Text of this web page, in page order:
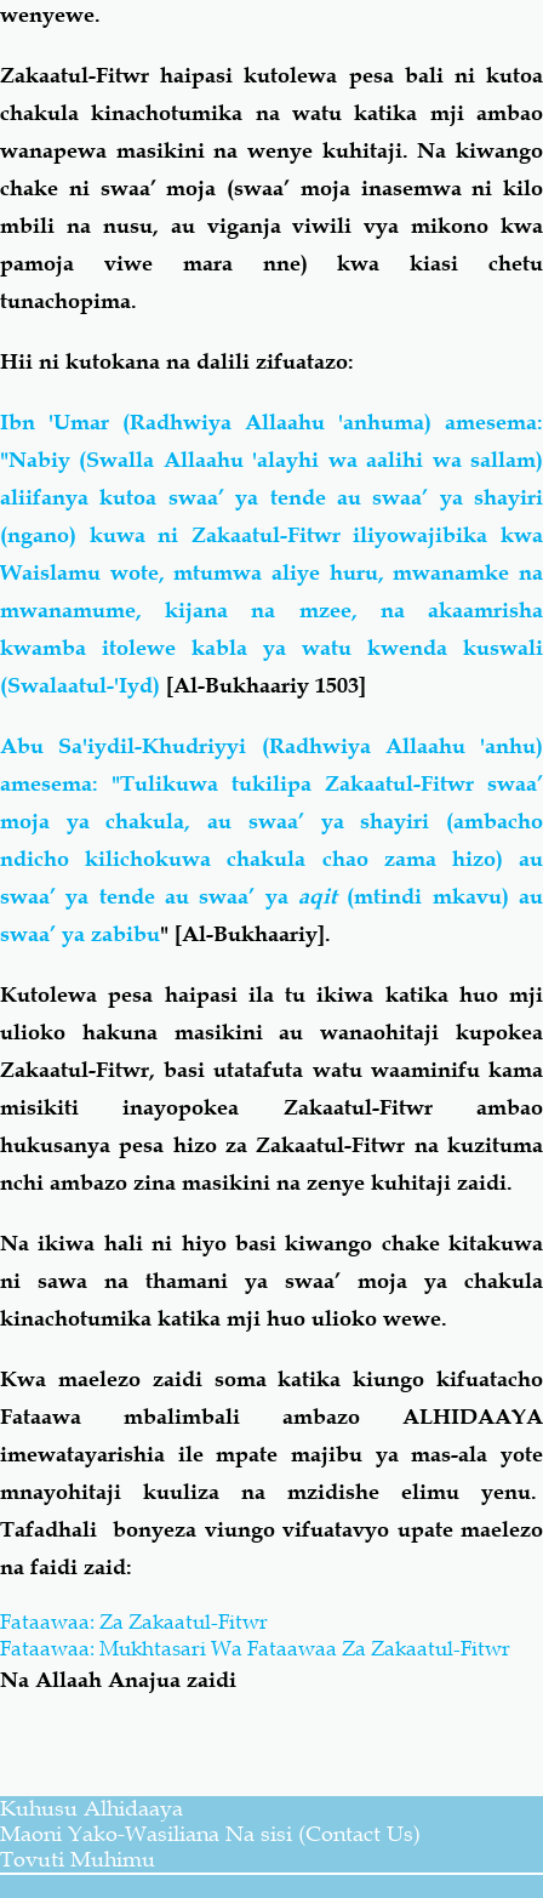
wenyewe.
Zakaatul-Fitwr haipasi kutolewa pesa bali ni kutoa
chakula kinachotumika na watu katika mji ambao
wanapewa masikini na wenye kuhitaji. Na kiwango
chake ni swaa’ moja (swaa’ moja inasemwa ni kilo
mbili na nusu, au viganja viwili vya mikono kwa
pamoja viwe mara nne) kwa kiasi chetu
tunachopima.
Hii ni kutokana na dalili zifuatazo:
Ibn 'Umar (Radhwiya Allaahu 'anhuma) amesema:
"Nabiy (Swalla Allaahu 'alayhi wa aalihi wa sallam)
aliifanya kutoa swaa’ ya tende au swaa’ ya shayiri
(ngano) kuwa ni Zakaatul-Fitwr iliyowajibika kwa
Waislamu wote, mtumwa aliye huru, mwanamke na
mwanamume, kijana na mzee, na akaamrisha
kwamba itolewe kabla ya watu kwenda kuswali
(Swalaatul-'Iyd) [Al-Bukhaariy 1503]
Abu Sa'iydil-Khudriyyi (Radhwiya Allaahu 'anhu)
amesema: "Tulikuwa tukilipa Zakaatul-Fitwr swaa’
moja ya chakula, au swaa’ ya shayiri (ambacho
ndicho kilichokuwa chakula chao zama hizo) au
swaa’ ya tende au swaa’ ya aqit (mtindi mkavu) au
swaa’ ya zabibu" [Al-Bukhaariy].
Kutolewa pesa haipasi ila tu ikiwa katika huo mji
ulioko hakuna masikini au wanaohitaji kupokea
Zakaatul-Fitwr, basi utatafuta watu waaminifu kama
misikiti inayopokea Zakaatul-Fitwr ambao
hukusanya pesa hizo za Zakaatul-Fitwr na kuzituma
nchi ambazo zina masikini na zenye kuhitaji zaidi.
Na ikiwa hali ni hiyo basi kiwango chake kitakuwa
ni sawa na thamani ya swaa’ moja ya chakula
kinachotumika katika mji huo ulioko wewe.
Kwa maelezo zaidi soma katika kiungo kifuatacho
Fataawa mbalimbali ambazo ALHIDAAYA
imewatayarishia ile mpate majibu ya mas-ala yote
mnayohitaji kuuliza na mzidishe elimu yenu.
Tafadhali bonyeza viungo vifuatavyo upate maelezo
na faidi zaid:
Fataawaa: Za Zakaatul-Fitwr
Fataawaa: Mukhtasari Wa Fataawaa Za Zakaatul-Fitwr
Na Allaah Anajua zaidi
Kuhusu Alhidaaya
Maoni Yako-Wasiliana Na sisi (Contact Us)
Tovuti Muhimu